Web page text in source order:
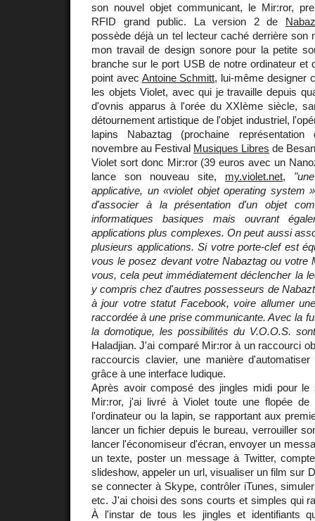
son nouvel objet communicant, le Mir:ror,
RFID grand public. La version 2 de
possède déjà un tel lecteur caché derrière
mon travail de design sonore pour la petite
branche sur le port USB de notre ordinateur et
point avec Antoine Schmitt, lui-même designer
les objets Violet, avec qui je travaille depuis
d'ovnis apparus à l'orée du XXIème siècle,
détournement artistique de l'objet industriel,
lapins Nabaztag (prochaine
novembre au Festival Musiques Libres de
Violet sort donc Mir:ror (39 euros avec un
lance son nouveau site, my.violet.net,
applicative, un «violet objet operating system
d'associer à la présentation d'un objet
informatiques basiques mais ouvrant
applications plus complexes. On peut aussi
plusieurs applications. Si votre porte-clef est
vous le posez devant votre Nabaztag ou votre
vous, cela peut immédiatement déclencher la
y compris chez d'autres possesseurs de
à jour votre statut Facebook, voire allumer
raccordée à une prise communicante. Avec la
la domotique, les possibilités du V.O.O.S.
Haladjian. J'ai comparé Mir:ror à un raccourci
raccourcis clavier, une manière
grâce à une interface ludique.
Après avoir composé des jingles midi pour le
Mir:ror, j'ai livré à Violet toute une flopée
l'ordinateur ou la lapin, se rapportant aux
lancer un fichier depuis le bureau, verrouiller
lancer l'économiseur d'écran, envoyer un
un texte, poster un message à Twitter,
slideshow, appeler un url, visualiser un film sur
se connecter à Skype, contrôler iTunes,
etc. J'ai choisi des sons courts et simples qui
À l'instar de tous les jingles et identifiants